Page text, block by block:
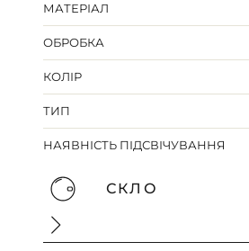
МАТЕРІАЛ
ОБРОБКА
КОЛІР
ТИП
НАЯВНІСТЬ ПІДСВІЧУВАННЯ
СКЛО